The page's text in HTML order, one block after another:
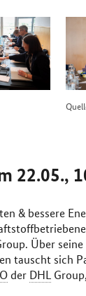
22.05.,
& bessere
Über
tauscht sich
der DHL